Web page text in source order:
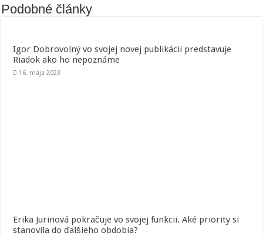
Podobné články
Igor Dobrovolný vo svojej novej publikácii predstavuje
Riadok ako ho nepoznáme
16. mája 2023
Erika Jurinová pokračuje vo svojej funkcii. Aké priority si
stanovila do ďalšieho obdobia?